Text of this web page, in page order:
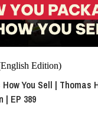
Edition)
How You Sell | Thomas
| EP 389